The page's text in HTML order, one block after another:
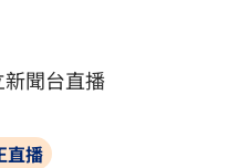
新聞台直播
直播